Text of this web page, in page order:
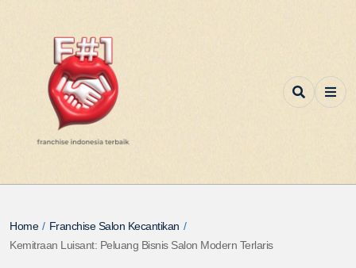
Home / Franchise Salon Kecantikan /
Kemitraan Luisant: Peluang Bisnis Salon Modern Terlaris